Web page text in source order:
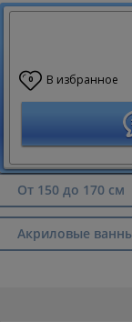
0 В избранное
От 150 до 170 см
Акриловые